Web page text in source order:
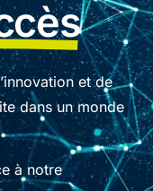
et de
dans un monde
à notre